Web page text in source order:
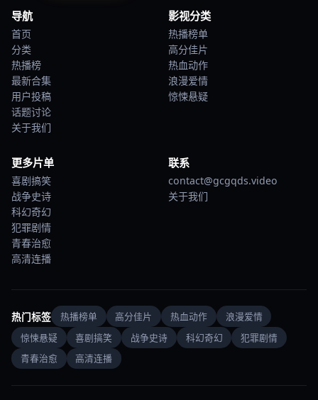
导航
首页
分类
热播榜
最新合集
用户投稿
话题讨论
关于我们
影视分类
热播榜单
高分佳片
热血动作
浪漫爱情
惊悚悬疑
更多片单
喜剧搞笑
战争史诗
科幻奇幻
犯罪剧情
青春治愈
高清连播
联系
contact@gcgqds.video
关于我们
热门标签 热播榜单 高分佳片 热血动作
浪漫爱情
惊悚悬疑
喜剧搞笑 战争史诗 科幻奇幻
犯罪剧情
青春治愈
高清连播